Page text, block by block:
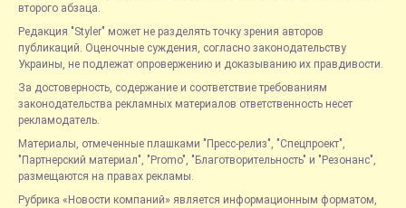
второго абзаца.
Редакция "Styler" может не разделять точку зрения авторов
публикаций. Оценочные суждения, согласно законодательству
Украины, не подлежат опровержению и доказыванию их правдивости.
За достоверность, содержание и соответствие требованиям
законодательства рекламных материалов ответственность несет
рекламодатель.
Материалы, отмеченные плашками "Пресс-релиз", "Спецпроект",
"Партнерский материал", "Promo", "Благотворительность" и "Резонанс",
размещаются на правах рекламы.
Рубрика «Новости компаний» является информационным форматом,